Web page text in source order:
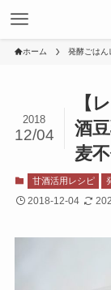
ホーム 発酵ごはん
【
酒
麦不
2018
12/04
甘酒活用レシピ
2018-12-04